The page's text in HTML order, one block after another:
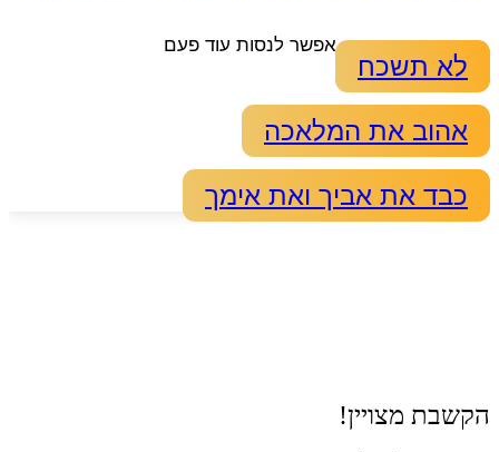
אפשר לנסות עוד פעם
לא תשכח
אהוב את המלאכה
כבד את אביך ואת אימך
הקשבת מצויין!